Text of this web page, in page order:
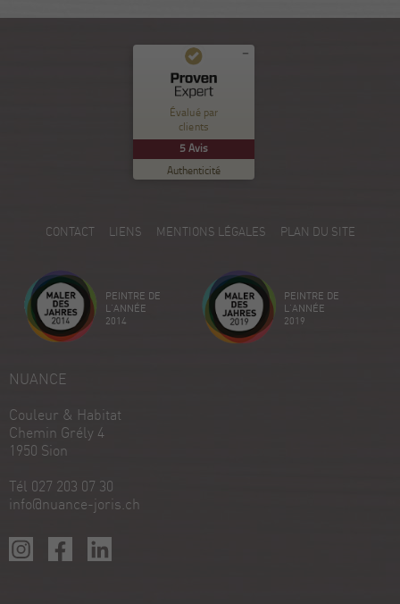
Évalué par
clients
5Avis
Authenticité
Commentaires et expériences des clients pour
Nuance Sion
100
%
Recommandé sur
ProvenExpert.com
EXCELLENT
5.00
/
5
Créez votre propre sceau maintenant
18/12/2025
Voir le profil
CONTACT LIENS MENTIONS LÉGALES PLAN DU SITE
PEINTRE DE
L'ANNÉE
2014
PEINTRE DE
L'ANNÉE
2019
NUANCE
Couleur & Habitat
Chemin Grély 4
1950 Sion
Tél 027 203 07 30
info@nuance-joris.ch